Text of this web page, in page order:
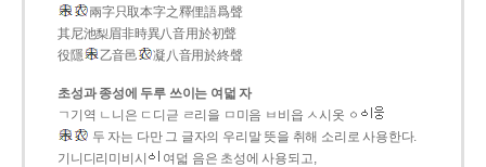
兩字只取本字之釋俚語爲聲
其尼池梨眉非時異八音用於初聲
役隱
乙音邑 凝八音用於終聲
초성과 종성에 두루 쓰이는 여덟 자
ㄱ기역 ㄴ니은 ㄷ디귿 ㄹ리을 ㅁ미음 ㅂ비읍 ㅅ시옷 ㆁ
두 자는 다만 그 글자의 우리말 뜻을 취해 소리로 사용한다.
기니디리미비시
여덟 음은 초성에 사용되고,